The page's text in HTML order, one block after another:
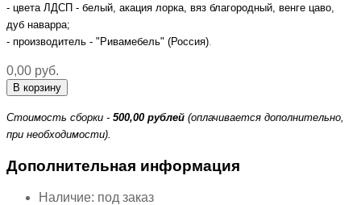
- цвета ЛДСП - белый, акация лорка, вяз благородный, венге цаво,
дуб наварра;
- производитель - "Ривамебель" (Россия).
0,00 руб.
Стоимость сборки - 500,00 рублей (оплачивается дополнительно,
при необходимости).
Дополнительная информация
Наличие: под заказ